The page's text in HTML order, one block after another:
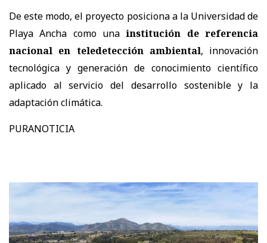
De este modo, el proyecto posiciona a la Universidad de
Playa Ancha como una institución de referencia
nacional en teledetección ambiental, innovación
tecnológica y generación de conocimiento científico
aplicado al servicio del desarrollo sostenible y la
adaptación climática.
PURANOTICIA